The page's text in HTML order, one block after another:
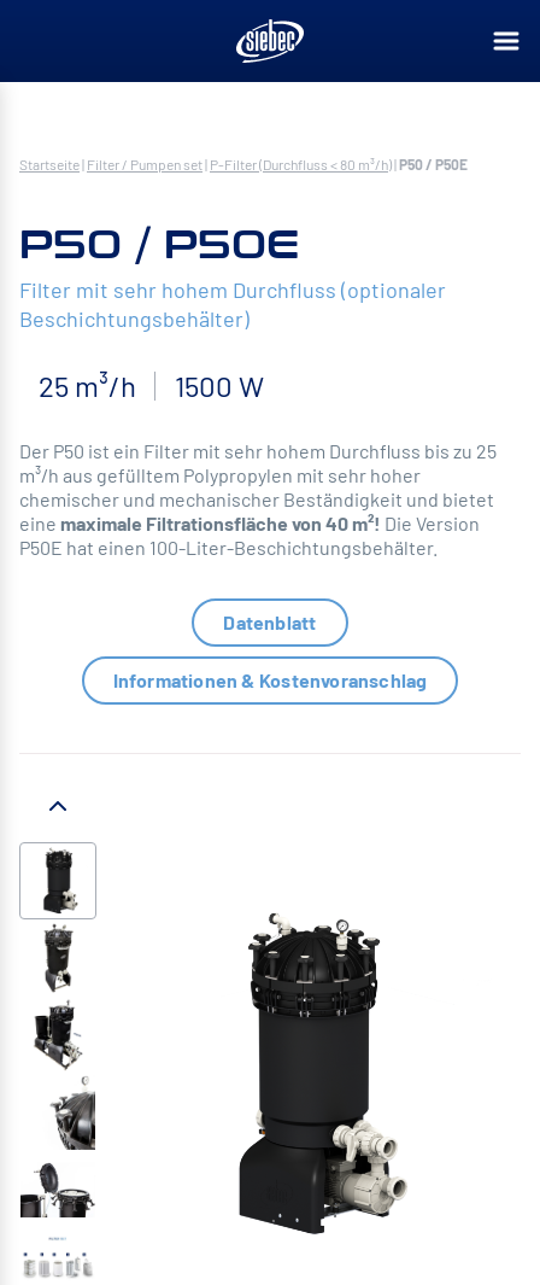
Startseite| Filter / Pumpen set| P-Filter (Durchfluss < 80 m³/h)|P50 / P50E
P50 / P50E
Filter mit sehr hohem Durchfluss (optionaler
Beschichtungsbehälter)
25 m³/h 1500 W
Der P50 ist ein Filter mit sehr hohem Durchfluss bis zu 25
m³/h aus gefülltem Polypropylen mit sehr hoher
chemischer und mechanischer Beständigkeit und bietet
eine maximale Filtrationsfläche von 40 m²! Die Version
P50E hat einen 100-Liter-Beschichtungsbehälter.
Datenblatt
Informationen & Kostenvoranschlag